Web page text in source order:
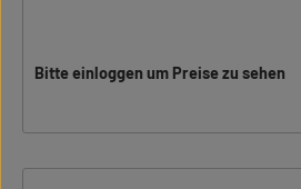
Bitte einloggen um Preise zu sehen